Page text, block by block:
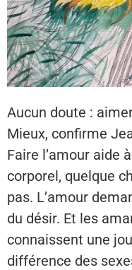
Aucun doute :
Mieux, confirme
Faire l’amour aide
corporel, quelque
pas. L’amour
du désir. Et les
connaissent une
différence des